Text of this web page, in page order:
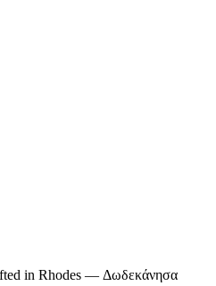
in Rhodes — Δωδεκάνησα